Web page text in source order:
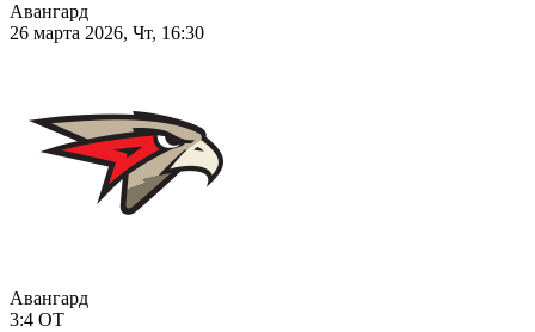
Авангард
26 марта 2026, Чт, 16:30
Авангард
3:4 ОТ